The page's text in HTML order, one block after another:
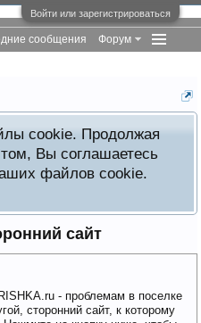
Войти или зарегистрироваться
cookie. Продолжая
Вы соглашаетесь
файлов cookie.
сайт
- проблемам в поселке
сторонний сайт, к которому
сообщения Форум